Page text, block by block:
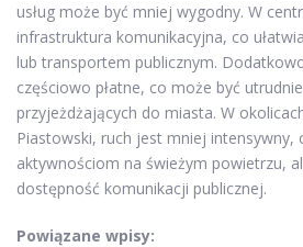
usług może być mniej wygodny. W
infrastruktura komunikacyjna, co
lub transportem publicznym.
częściowo płatne, co może być
przyjeżdżających do miasta. W
Piastowski, ruch jest mniej intensywny,
aktywnościom na świeżym powietrzu,
dostępność komunikacji publicznej.
Powiązane wpisy: